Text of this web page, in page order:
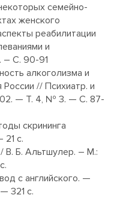
семейно-
женского
реабилитации
и
– С. 90-91
алкоголизма и
// Психиатр. и
— Т. 4, № 3. — С. 87-
скрининга
21 с.
В. Б. Альтшулер. – М.:
с английского. —
321 с.